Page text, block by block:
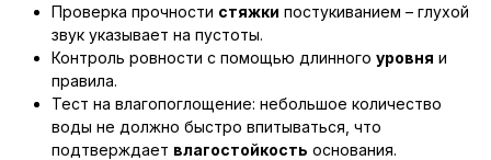
Проверка прочности стяжки постукиванием – глухой
звук указывает на пустоты.
Контроль ровности с помощью длинного уровня и
правила.
Тест на влагопоглощение: небольшое количество
воды не должно быстро впитываться, что
подтверждает влагостойкость основания.